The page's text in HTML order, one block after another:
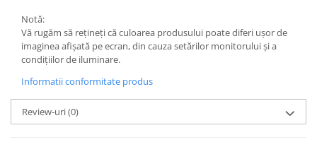
Săculeț de depozitare pentru pâine
Ambalaj cu ceară de albine pentru
alimente
Șervețel ecologic pentru sandiș
Dischete cosmetice
Notă:
Vă rugăm să rețineți că culoarea produsului poate diferi ușor de
imaginea afișată pe ecran, din cauza setărilor monitorului și a
condițiilor de iluminare.
Informatii conformitate produs
Review-uri(0)